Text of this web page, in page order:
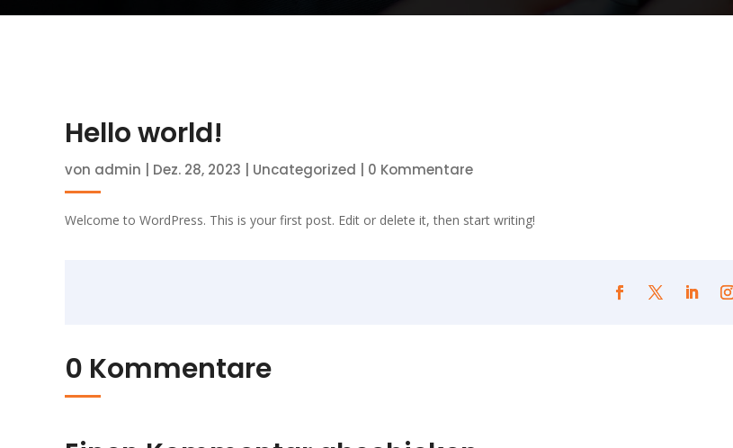
Hello world!
von admin | Dez. 28, 2023 | Uncategorized | 0 Kommentare
Welcome to WordPress. This is your first post. Edit or delete it, then start writing!
0 Kommentare